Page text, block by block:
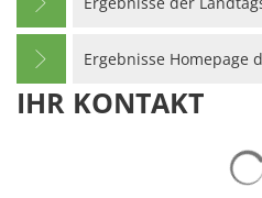
Ergebnisse Homepage
IHR KONTAKT